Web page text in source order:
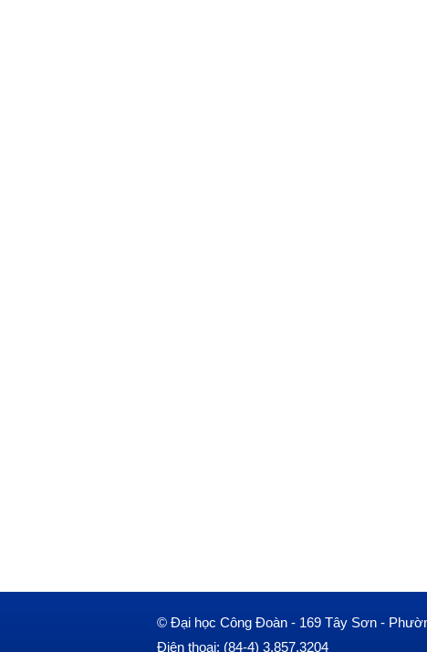
© Đại học Công Đoàn - 169 Tây Sơn -
Điện thoại: (84-4) 3.857.3204